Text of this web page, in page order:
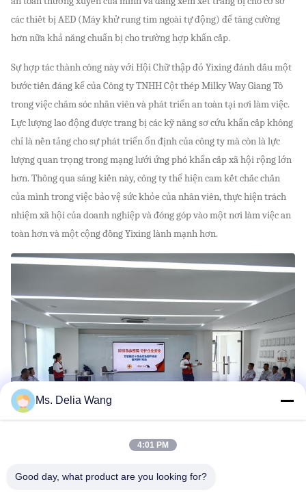
các thiết bị AED (Máy khử rung tim ngoài tự động) để tăng cường
hơn nữa khả năng chuẩn bị cho trường hợp khẩn cấp.
Sự hợp tác thành công này với Hội Chữ thập đỏ Yixing đánh dấu một
bước tiến đáng kể của Công ty TNHH Cột thép Milky Way Giang Tô
trong việc chăm sóc nhân viên và phát triển an toàn tại nơi làm việc.
Lực lượng lao động được trang bị các kỹ năng sơ cứu khẩn cấp không
chỉ là nền tảng cho sự phát triển ổn định của công ty mà còn là lực
lượng quan trọng trong mạng lưới ứng phó khẩn cấp xã hội rộng lớn
hơn. Thông qua sáng kiến ​​này, công ty thể hiện cam kết chắc chắn
của mình trong việc bảo vệ sức khỏe của nhân viên, thực hiện trách
nhiệm xã hội của doanh nghiệp và đóng góp vào một nơi làm việc an
toàn hơn và một cộng đồng Yixing lành mạnh hơn.
Ms. Delia Wang
4:01 PM
Good day, what product are you looking for?